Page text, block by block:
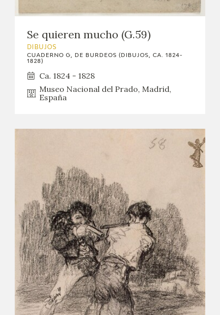
Se quieren mucho (G.59)
DIBUJOS
CUADERNO G, DE BURDEOS (DIBUJOS, CA. 1824-
1828)
Ca. 1824 - 1828
Museo Nacional del Prado, Madrid,
España